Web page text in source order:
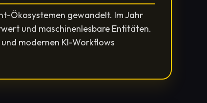
Ökosystemen gewandelt. Im Jahr
und maschinenlesbare Entitäten.
modernen KI-Workflows